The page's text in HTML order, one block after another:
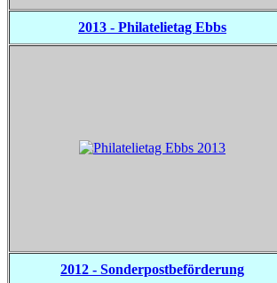
2013 - Philatelietag Ebbs
2012 - Sonderpostbeförderung